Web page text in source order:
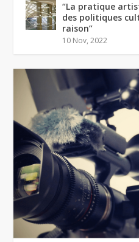
“La pratique
des politiques
raison”
10 Nov, 2022